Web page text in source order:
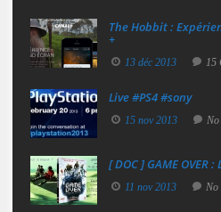
The Hobbit :
+
13 déc 2013 15
Live #PS4 #sony
15 nov 2013 No
[ DOC ] GAME OVER
11 nov 2013 No